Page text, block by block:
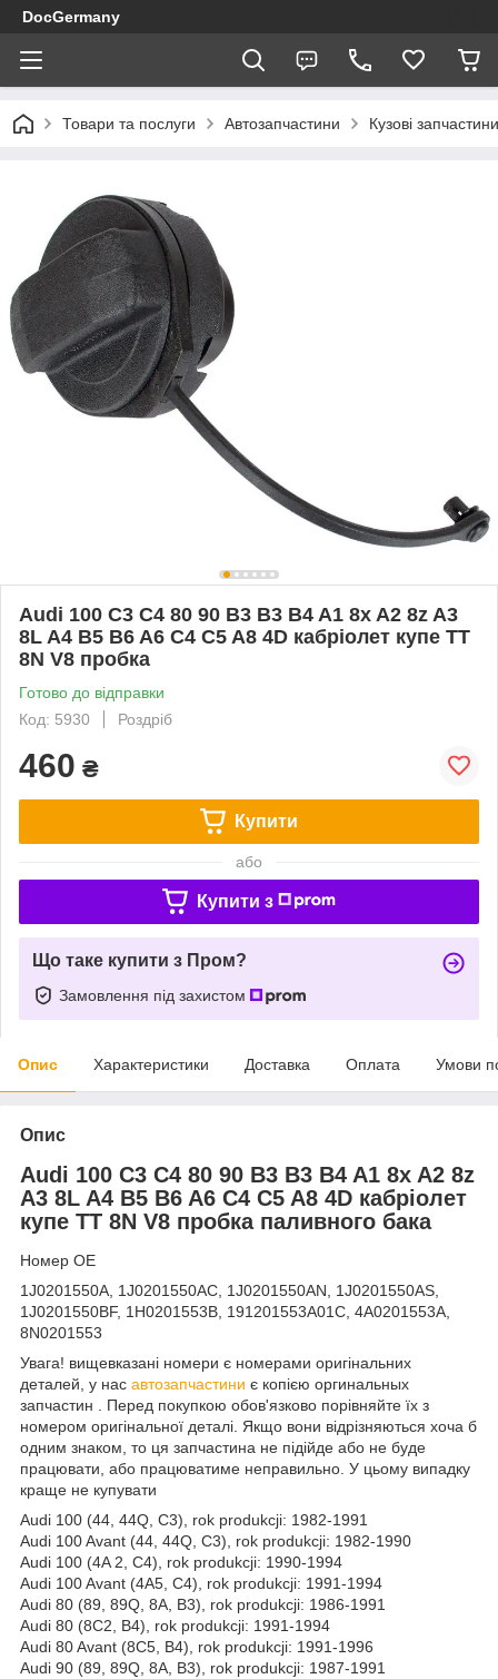
DocGermany
Товари та послуги Автозапчастини Кузові запчастини
Audi 100 C3 C4 80 90 B3 B3 B4 A1 8x A2 8z A3
8L A4 B5 B6 A6 C4 C5 A8 4D кабріолет купе TT
8N V8 пробка
Готово до відправки
Код: 5930
Роздріб
460 ₴
Купити
або
Купити з
Що таке купити з Пром?
Замовлення під захистом
Опис Характеристики Доставка Оплата Умови
Опис
Audi 100 C3 C4 80 90 B3 B3 B4 A1 8x A2 8z
A3 8L A4 B5 B6 A6 C4 C5 A8 4D кабріолет
купе TT 8N V8 пробка паливного бака
Номер OE
1J0201550A, 1J0201550AC, 1J0201550AN, 1J0201550AS,
1J0201550BF, 1H0201553B, 191201553A01C, 4A0201553A,
8N0201553
Увага! вищевказані номери є номерами оригінальних
деталей, у нас автозапчастини є копією оргинальных
запчастин . Перед покупкою обов'язково порівняйте їх з
номером оригінальної деталі. Якщо вони відрізняються хоча б
одним знаком, то ця запчастина не підійде або не буде
працювати, або працюватиме неправильно. У цьому випадку
краще не купувати
Audi 100 (44, 44Q, C3), rok produkcji: 1982-1991
Audi 100 Avant (44, 44Q, C3), rok produkcji: 1982-1990
Audi 100 (4A 2, C4), rok produkcji: 1990-1994
Audi 100 Avant (4A5, C4), rok produkcji: 1991-1994
Audi 80 (89, 89Q, 8A, B3), rok produkcji: 1986-1991
Audi 80 (8C2, B4), rok produkcji: 1991-1994
Audi 80 Avant (8C5, B4), rok produkcji: 1991-1996
Audi 90 (89, 89Q, 8A, B3), rok produkcji: 1987-1991